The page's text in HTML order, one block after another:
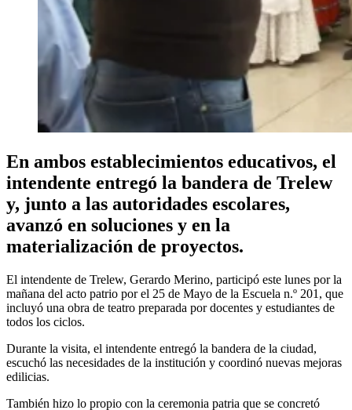
En ambos establecimientos educativos, el
intendente entregó la bandera de Trelew
y, junto a las autoridades escolares,
avanzó en soluciones y en la
materialización de proyectos.
El intendente de Trelew, Gerardo Merino, participó este lunes por la
mañana del acto patrio por el 25 de Mayo de la Escuela n.º 201, que
incluyó una obra de teatro preparada por docentes y estudiantes de
todos los ciclos.
Durante la visita, el intendente entregó la bandera de la ciudad,
escuchó las necesidades de la institución y coordinó nuevas mejoras
edilicias.
También hizo lo propio con la ceremonia patria que se concretó